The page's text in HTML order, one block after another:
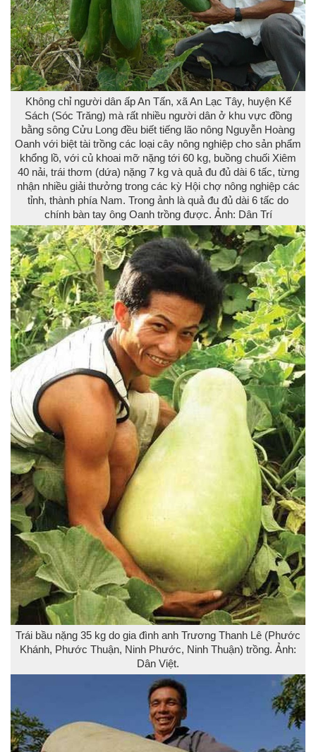
Không chỉ người dân ấp An Tấn, xã An Lạc Tây, huyện Kế
Sách (Sóc Trăng) mà rất nhiều người dân ở khu vực đồng
bằng sông Cửu Long đều biết tiếng lão nông Nguyễn Hoàng
Oanh với biệt tài trồng các loại cây nông nghiệp cho sản phẩm
khổng lồ, với củ khoai mỡ nặng tới 60 kg, buồng chuối Xiêm
40 nải, trái thơm (dứa) nặng 7 kg và quả đu đủ dài 6 tấc, từng
nhận nhiều giải thưởng trong các kỳ Hội chợ nông nghiệp các
tỉnh, thành phía Nam. Trong ảnh là quả đu đủ dài 6 tấc do
chính bàn tay ông Oanh trồng được. Ảnh: Dân Trí
Trái bầu nặng 35 kg do gia đình anh Trương Thanh Lê (Phước
Khánh, Phước Thuận, Ninh Phước, Ninh Thuận) trồng. Ảnh:
Dân Việt.